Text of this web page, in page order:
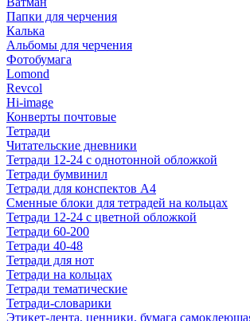
Папки для черчения
Калька
Альбомы для черчения
Фотобумага
Lomond
Revcol
Hi-image
Конверты почтовые
Тетради
Читательские дневники
Тетради 12-24 с однотонной обложкой
Тетради бумвинил
Тетради для конспектов А4
Сменные блоки для тетрадей на кольцах
Тетради 12-24 с цветной обложкой
Тетради 60-200
Тетради 40-48
Тетради для нот
Тетради на кольцах
Тетради тематические
Тетради-словарики
Этикет-лента, ценники, бумага